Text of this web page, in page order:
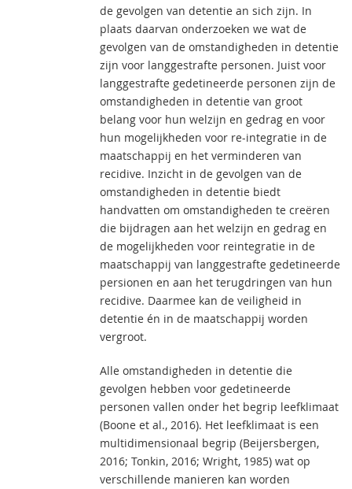
de gevolgen van detentie an sich zijn. In
plaats daarvan onderzoeken we wat de
gevolgen van de omstandigheden in detentie
zijn voor langgestrafte personen. Juist voor
langgestrafte gedetineerde personen zijn de
omstandigheden in detentie van groot
belang voor hun welzijn en gedrag en voor
hun mogelijkheden voor re-integratie in de
maatschappij en het verminderen van
recidive. Inzicht in de gevolgen van de
omstandigheden in detentie biedt
handvatten om omstandigheden te creëren
die bijdragen aan het welzijn en gedrag en
de mogelijkheden voor reintegratie in de
maatschappij van langgestrafte gedetineerde
persionen en aan het terugdringen van hun
recidive. Daarmee kan de veiligheid in
detentie én in de maatschappij worden
vergroot.
Alle omstandigheden in detentie die
gevolgen hebben voor gedetineerde
personen vallen onder het begrip leefklimaat
(Boone et al., 2016). Het leefklimaat is een
multidimensionaal begrip (Beijersbergen,
2016; Tonkin, 2016; Wright, 1985) wat op
verschillende manieren kan worden